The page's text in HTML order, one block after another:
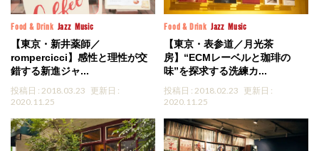
Food & Drink Jazz Music
【東京・新井薬師／
rompercicci】感性と理性が交
錯する新進ジャ...
投稿日 : 2018.03.23 更新日 :
2020.11.25
Food & Drink Jazz Music
【東京・表参道／月光茶
房】“ECMレーベルと珈琲の
味”を探求する洗練カ...
投稿日 : 2018.02.23 更新日 :
2020.11.25